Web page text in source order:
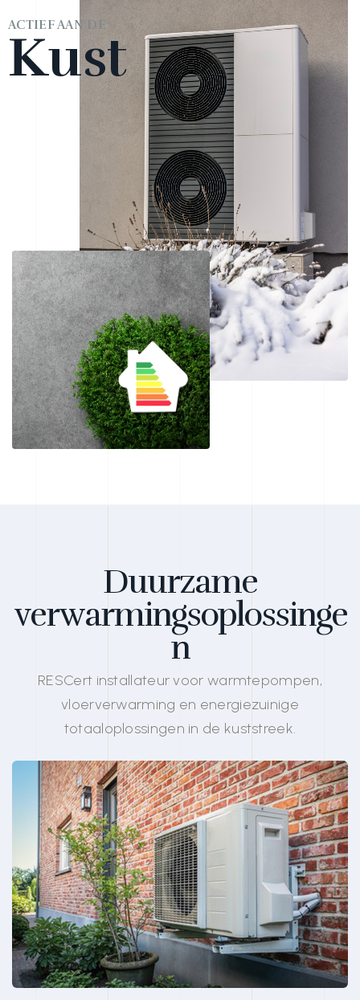
ACTIEF AAN DE
Kust
Duurzame
verwarmingsoplossinge
n
RESCert installateur voor warmtepompen,
vloerverwarming en energiezuinige
totaaloplossingen in de kuststreek.